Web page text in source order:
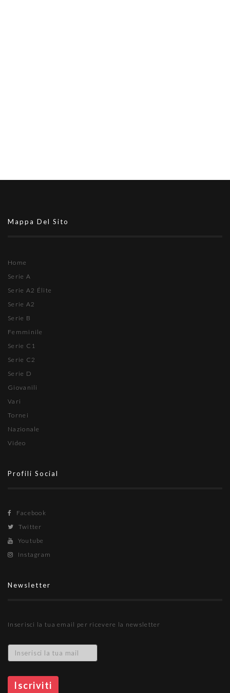
Mappa Del Sito
Home
Serie A
Serie A2 Élite
Serie A2
Serie B
Femminile
Serie C1
Serie C2
Serie D
Giovanili
Vari
Tornei
Nazionale
Video
Profili Social
Facebook
Twitter
Youtube
Instagram
Newsletter
Inserisci la tua email per ricevere la newsletter